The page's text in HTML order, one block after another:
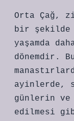
Orta Çağ,
bir şekilde
yaşamda
dönemdir.
ayinlerde,
günlerin
edilmesi